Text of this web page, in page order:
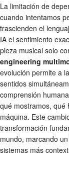
La limitación de
cuando intentamos
trascienden el
IA el sentimiento
pieza musical solo
engineering
evolución permite a
sentidos
comprensión
qué mostramos, qué
máquina. Este
transformación
mundo, marcando
sistemas más